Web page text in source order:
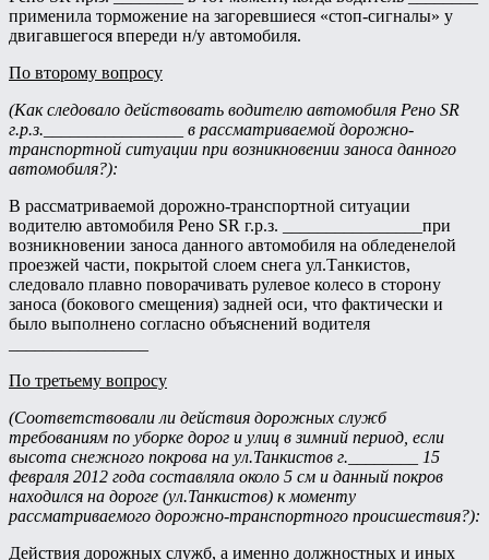
применила торможение на загоревшиеся «стоп-сигналы» у
двигавшегося впереди н/у автомобиля.
По второму вопросу
(Как следовало действовать водителю автомобиля Рено SR
г.р.з.________________ в рассматриваемой дорожно-
транспортной ситуации при возникновении заноса данного
автомобиля?):
В рассматриваемой дорожно-транспортной ситуации
водителю автомобиля Рено SR г.р.з. ________________при
возникновении заноса данного автомобиля на обледенелой
проезжей части, покрытой слоем снега ул.Танкистов,
следовало плавно поворачивать рулевое колесо в сторону
заноса (бокового смещения) задней оси, что фактически и
было выполнено согласно объяснений водителя
По третьему вопросу
(Соответствовали ли действия дорожных служб
требованиям по уборке дорог и улиц в зимний период, если
высота снежного покрова на ул.Танкистов г.________ 15
февраля 2012 года составляла около 5 см и данный покров
находился на дороге (ул.Танкистов) к моменту
рассматриваемого дорожно-транспортного происшествия?):
Действия дорожных служб, а именно должностных и иных